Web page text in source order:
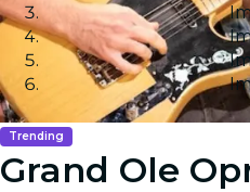
Trending
Grand Ole